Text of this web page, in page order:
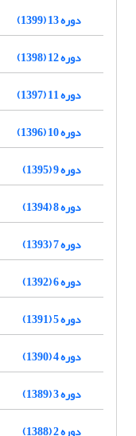
دوره 13 (1399)
دوره 12 (1398)
دوره 11 (1397)
دوره 10 (1396)
دوره 9 (1395)
دوره 8 (1394)
دوره 7 (1393)
دوره 6 (1392)
دوره 5 (1391)
دوره 4 (1390)
دوره 3 (1389)
دوره 2 (1388)